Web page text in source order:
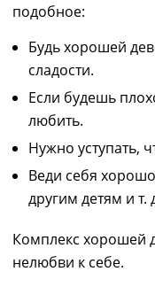
подобное:
Будь хорошей
сладости.
Если будешь
любить.
Нужно уступать,
Веди себя
другим детям и т.
Комплекс хорошей
нелюбви к себе.